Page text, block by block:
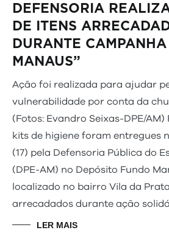
DEFENSORIA
DE ITENS
DURANTE CAMPANHA
MANAUS”
Ação foi realizada para ajudar
vulnerabilidade por conta da
(Fotos: Evandro Seixas-DPE/AM)
kits de higiene foram entregues
(17) pela Defensoria Pública do
(DPE-AM) no Depósito Fundo
localizado no bairro Vila da
arrecadados durante ação
LER MAIS